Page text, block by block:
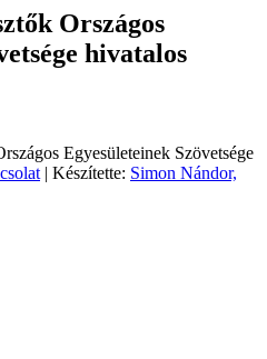
Országos
hivatalos
Egyesületeinek Szövetsége
| Készítette: Simon Nándor,